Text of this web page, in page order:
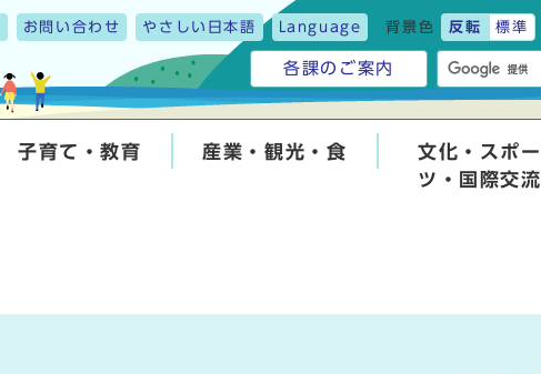
お問い合わせ やさしい日本語 Language 背景色 反転 標準
各課のご案内
子育て・教育 産業・観光・食
文化・スポー
ツ・国際交流